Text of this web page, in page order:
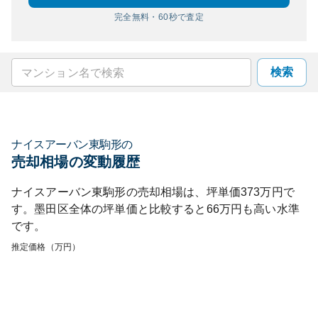
完全無料・60秒で査定
検索
ナイスアーバン東駒形の
売却相場の変動履歴
ナイスアーバン東駒形の売却相場は、坪単価373万円で
す。墨田区全体の坪単価と比較すると 66万円も高い水準
です。
推定価格（万円）